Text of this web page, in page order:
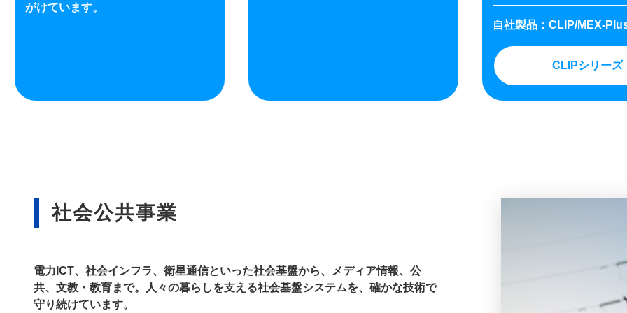
がけています。
自社製品：CLIP/MEX-
CLIPシリーズ
社会公共事業
電力ICT、社会インフラ、衛星通信といった社会基盤から、メディア情報、公
共、文教・教育まで。人々の暮らしを支える社会基盤システムを、確かな技術で
守り続けています。